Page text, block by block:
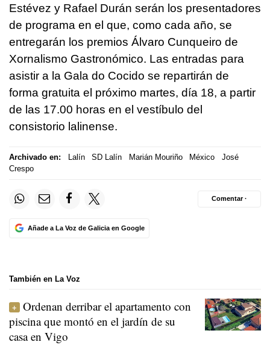
Estévez y Rafael Durán serán los presentadores
de programa en el que, como cada año, se
entregarán los premios Álvaro Cunqueiro de
Xornalismo Gastronómico. Las entradas para
asistir a la Gala do Cocido se repartirán de
forma gratuita el próximo martes, día 18, a partir
de las 17.00 horas en el vestíbulo del
consistorio lalinense.
Archivado en: Lalín SD Lalín Marián Mouriño México
José
Crespo
Añade a La Voz de Galicia en Google
Comentar ·
También en La Voz
Ordenan derribar el apartamento con
piscina que montó en el jardín de su
casa en Vigo